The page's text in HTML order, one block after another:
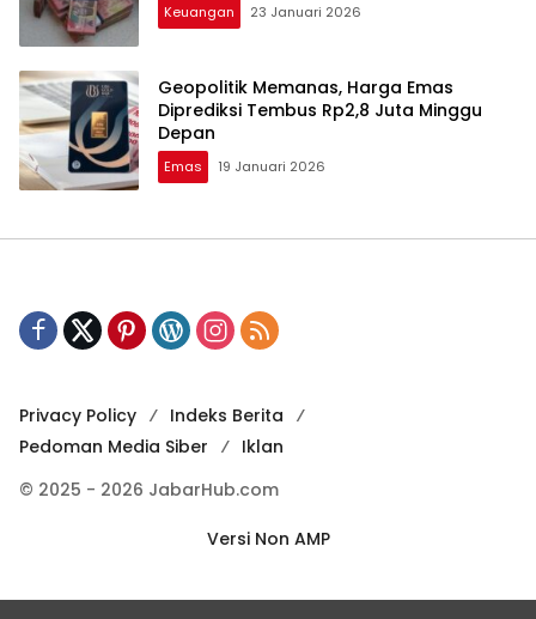
Keuangan 23 Januari 2026
Geopolitik Memanas, Harga Emas
Diprediksi Tembus Rp2,8 Juta Minggu
Depan
Emas 19 Januari 2026
Privacy Policy
Indeks Berita
Pedoman Media Siber
Iklan
© 2025 - 2026 JabarHub.com
Versi Non AMP